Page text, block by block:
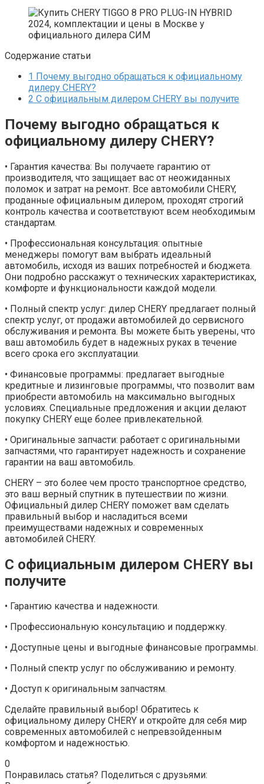
Содержание статьи
1 Почему выгодно обращаться к официальному
дилеру CHERY?
2 С официальным дилером CHERY вы получите
Почему выгодно обращаться к
официальному дилеру CHERY?
• Гарантия качества: Вы получаете гарантию от
производителя, что защищает вас от неожиданных
поломок и затрат на ремонт. Все автомобили CHERY,
проданные официальным дилером, проходят строгий
контроль качества и соответствуют всем необходимым
стандартам.
• Профессиональная консультация: опытные
менеджеры помогут вам выбрать идеальный
автомобиль, исходя из ваших потребностей и бюджета.
Они подробно расскажут о технических характеристиках,
комфорте и функциональности каждой модели.
• Полный спектр услуг: дилер CHERY предлагает полный
спектр услуг, от продажи автомобилей до сервисного
обслуживания и ремонта. Вы можете быть уверены, что
ваш автомобиль будет в надежных руках в течение
всего срока его эксплуатации.
• Финансовые программы: предлагает выгодные
кредитные и лизинговые программы, что позволит вам
приобрести автомобиль на максимально выгодных
условиях. Специальные предложения и акции делают
покупку CHERY еще более привлекательной.
• Оригинальные запчасти: работает с оригинальными
запчастями, что гарантирует надежность и сохранение
гарантии на ваш автомобиль.
CHERY – это более чем просто транспортное средство,
это ваш верный спутник в путешествии по жизни.
Официальный дилер CHERY поможет вам сделать
правильный выбор и насладиться всеми
преимуществами надежных и современных
автомобилей CHERY.
С официальным дилером CHERY вы
получите
• Гарантию качества и надежности.
• Профессиональную консультацию и поддержку.
• Доступные цены и выгодные финансовые программы.
• Полный спектр услуг по обслуживанию и ремонту.
• Доступ к оригинальным запчастям.
Сделайте правильный выбор! Обратитесь к
официальному дилеру CHERY и откройте для себя мир
современных автомобилей с непревзойденным
комфортом и надежностью.
0
Понравилась статья? Поделиться с друзьями: